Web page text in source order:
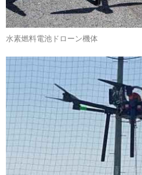
水素燃料電池ドローン機体